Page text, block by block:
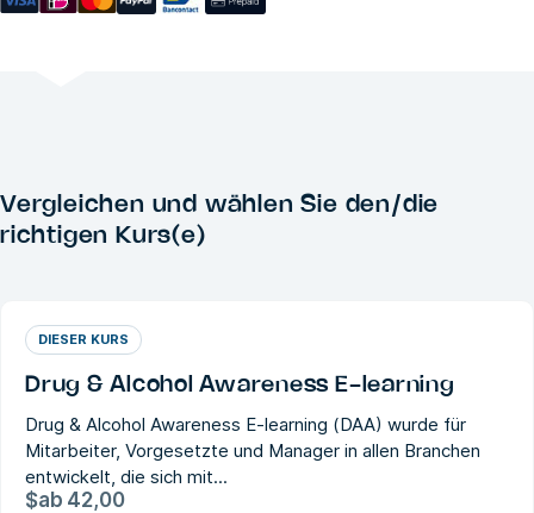
Vergleichen und wählen Sie den/die
richtigen Kurs(e)
DIESER KURS
Drug & Alcohol Awareness E-learning
Drug & Alcohol Awareness E-learning (DAA) wurde für
Mitarbeiter, Vorgesetzte und Manager in allen Branchen
entwickelt, die sich mit...
$ab 42,00